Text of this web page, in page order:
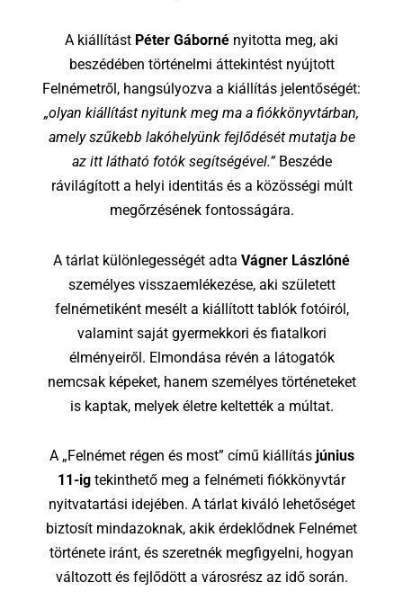
A kiállítást Péter Gáborné nyitotta meg, aki
beszédében történelmi áttekintést nyújtott
Felnémetről, hangsúlyozva a kiállítás jelentőségét:
„olyan kiállítást nyitunk meg ma a fiókkönyvtárban,
amely szűkebb lakóhelyünk fejlődését mutatja be
az itt látható fotók segítségével.”Beszéde
rávilágított a helyi identitás és a közösségi múlt
megőrzésének fontosságára.
A tárlat különlegességét adta Vágner Lászlóné
személyes visszaemlékezése, aki született
felnémetiként mesélt a kiállított tablók fotóiról,
valamint saját gyermekkori és fiatalkori
élményeiről. Elmondása révén a látogatók
nemcsak képeket, hanem személyes történeteket
is kaptak, melyek életre keltették a múltat.
A „Felnémet régen és most” című kiállítás június
11-ig tekinthető meg a felnémeti fiókkönyvtár
nyitvatartási idejében. A tárlat kiváló lehetőséget
biztosít mindazoknak, akik érdeklődnek Felnémet
története iránt, és szeretnék megfigyelni, hogyan
változott és fejlődött a városrész az idő során.